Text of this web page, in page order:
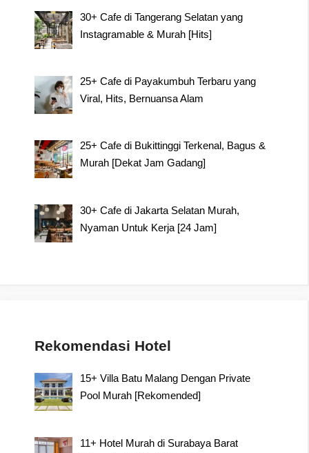
30+ Cafe di Tangerang Selatan yang
Instagramable & Murah [Hits]
25+ Cafe di Payakumbuh Terbaru yang
Viral, Hits, Bernuansa Alam
25+ Cafe di Bukittinggi Terkenal, Bagus &
Murah [Dekat Jam Gadang]
30+ Cafe di Jakarta Selatan Murah,
Nyaman Untuk Kerja [24 Jam]
Rekomendasi Hotel
15+ Villa Batu Malang Dengan Private
Pool Murah [Rekomended]
11+ Hotel Murah di Surabaya Barat